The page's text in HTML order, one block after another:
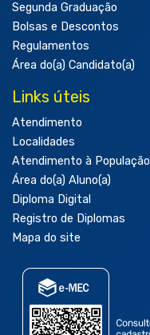
Segunda Graduação
Bolsas e Descontos
Regulamentos
Área do(a) Candidato(a)
Links úteis
Atendimento
Localidades
Atendimento à População
Área do(a) Aluno(a)
Diploma Digital
Registro de Diplomas
Mapa do site